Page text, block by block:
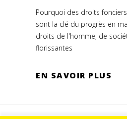
Pourquoi des droits
sont la clé du progrès en
droits de l'homme, de
florissantes
EN SAVOIR PLUS